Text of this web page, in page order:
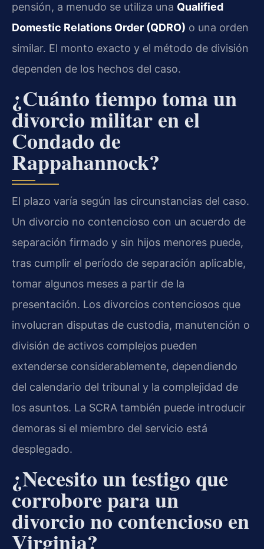
pensión, a menudo se utiliza una Qualified
Domestic Relations Order (QDRO) o una orden
similar. El monto exacto y el método de división
dependen de los hechos del caso.
¿Cuánto tiempo toma un
divorcio militar en el
Condado de
Rappahannock?
El plazo varía según las circunstancias del caso.
Un divorcio no contencioso con un acuerdo de
separación firmado y sin hijos menores puede,
tras cumplir el período de separación aplicable,
tomar algunos meses a partir de la
presentación. Los divorcios contenciosos que
involucran disputas de custodia, manutención o
división de activos complejos pueden
extenderse considerablemente, dependiendo
del calendario del tribunal y la complejidad de
los asuntos. La SCRA también puede introducir
demoras si el miembro del servicio está
desplegado.
¿Necesito un testigo que
corrobore para un
divorcio no contencioso en
Virginia?